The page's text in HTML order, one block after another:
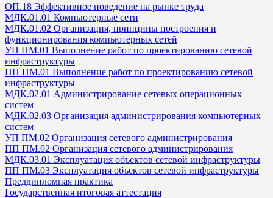
ОП.18 Эффективное поведение на рынке труда
МДК.01.01 Компьютерные сети
МДК.01.02 Организация, принципы построения и
функционирования компьютерных сетей
УП ПМ.01 Выполнение работ по проектированию сетевой
инфраструктуры
ПП ПМ.01 Выполнение работ по проектированию сетевой
инфраструктуры
МДК.02.01 Администрирование сетевых операционных
систем
МДК.02.03 Организация администрирования компьютерных
систем
УП ПМ.02 Организация сетевого администрирования
ПП ПМ.02 Организация сетевого администрирования
МДК.03.01 Эксплуатация объектов сетевой инфраструктуры
ПП ПМ.03 Эксплуатация объектов сетевой инфраструктуры
Преддипломная практика
Государственная итоговая аттестация